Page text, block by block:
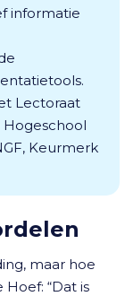
informatie
Lectoraat
Hogeschool
Keurmerk
maar hoe
“Dat is